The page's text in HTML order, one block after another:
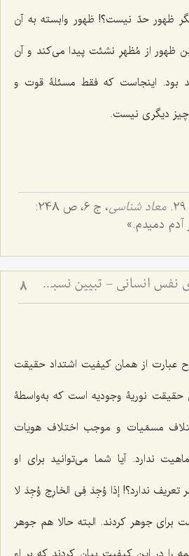
ظهور حدّ نیست؟! ظهور وابسته به آن
از مُظهرِ نشئت پیدا مى‌کند و آن
بود. اینجاست که فقط مسئلۀ قوت و
دیگرى نیست.
معاد شناسى، ج ‌6، ص 248:
دمیدم.»
حقیقت مجرد و نوری نفس انسانی - تبیین نسبت میان روح و ماده در دیدگاه عرفانی و فلسفی 8
عبارت از همان کیفیت اشتداد حقیقت
حقیقت نوریۀ وجودیه است که به‌واسطۀ
مسمّیات و موجب اختلاف هویات
ندارد. آیا شما مى‌توانید براى او
تعریف ندارد؟!إذا وُجِدَ فِى الخارِج وُجِدَ لا
براى جوهر کردند. البته حالا هم جوهر